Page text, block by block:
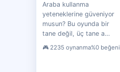
Araba kullanma
yeteneklerine güveniyor
musun? Bu oyunda bir
tane değil, üç tane a…
2235 oynanma%0 beğeni